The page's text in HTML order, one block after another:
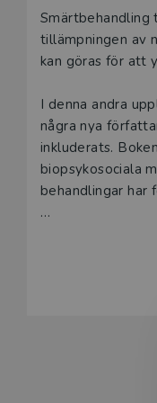
Smärtbehandling
tillämpningen av
kan göras för att
I denna andra
några nya
inkluderats.
biopsykosociala
behandlingar har
sjukvården som